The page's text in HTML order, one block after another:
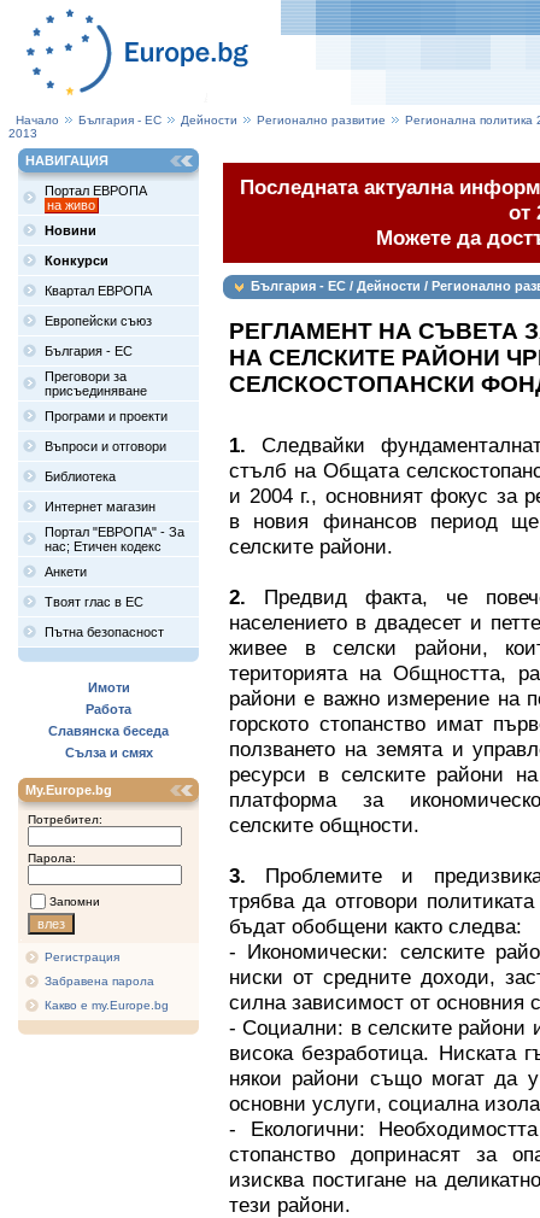
Начало България - ЕС Дейности Регионално развитие
Регионална политика
2013
НАВИГАЦИЯ
Портал ЕВРОПА
на живо
Новини
Конкурси
Квартал ЕВРОПА
Европейски съюз
България - ЕС
Преговори за
присъединяване
Програми и проекти
Въпроси и отговори
Библиотека
Интернет магазин
Портал "ЕВРОПА" - За
нас; Етичен кодекс
Анкети
Твоят глас в ЕС
Пътна безопасност
Имоти
Работа
Славянска беседа
Сълза и смях
My.Europe.bg
Потребител:
Парола:
Запомни
Регистрация
Забравена парола
Какво е my.Europe.bg
Последната актуална
от
Можете да
България - ЕС / Дейности / Регионално
РЕГЛАМЕНТ НА СЪВЕТА
НА СЕЛСКИТЕ РАЙОНИ
СЕЛСКОСТОПАНСКИ
1. Следвайки
стълб на Общата
и 2004 г., основният фокус за
в новия финансов период
селските райони.
2. Предвид факта, че
населението в двадесет и
живее в селски райони,
територията на Общността,
райони е важно измерение на
горското стопанство имат
ползването на земята и
ресурси в селските райони
платформа за
селските общности.
3. Проблемите и
трябва да отговори
бъдат обобщени както следва:
- Икономически: селските
ниски от средните доходи,
силна зависимост от основния
- Социални: в селските райони
висока безработица. Ниската
някои райони също могат да
основни услуги, социална
- Екологични:
стопанство допринасят за
изисква постигане на
тези райони.